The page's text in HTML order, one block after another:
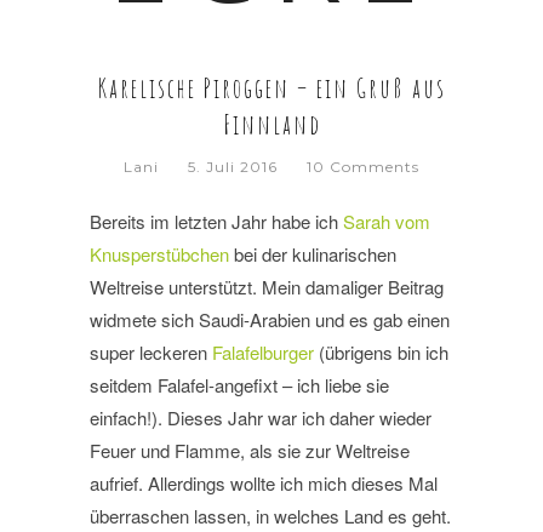
Karelische Piroggen – ein Gruß aus
Finnland
Lani 5. Juli 2016 10 Comments
Bereits im letzten Jahr habe ichSarah vom
Knusperstübchenbei der kulinarischen
Weltreise unterstützt. Mein damaliger Beitrag
widmete sich Saudi-Arabien und es gab einen
super leckeren Falafelburger (übrigens bin ich
seitdem Falafel-angefixt – ich liebe sie
einfach!). Dieses Jahr war ich daher wieder
Feuer und Flamme, als sie zur Weltreise
aufrief. Allerdings wollte ich mich dieses Mal
überraschen lassen, in welches Land es geht.